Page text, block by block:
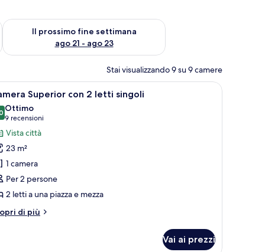
ago 14 - ago 16
Il prossimo fine settimana
ago 21 - ago 23
Verifica la disponibilità per il prossimo fine settimana, ago 21
Stai visualizzando 9 su 9 camere
un comodino con lampada e telefono.Una camera d'albergo con due letti, un
5 Superior con 2 letti singoli
su 10
Ottimo
9 recensioni
(9
recensioni)
Vista città
23 m²
1 camera
Per 2 persone
2 letti a una piazza e mezza
di più
Vai ai prezzi